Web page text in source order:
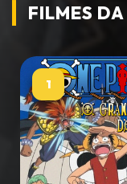
FILMES DA
1